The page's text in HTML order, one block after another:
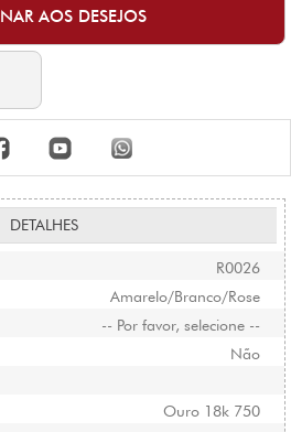
DETALHES
R0026
Amarelo/Branco/Rose
-- Por favor, selecione --
Não
Ouro 18k 750